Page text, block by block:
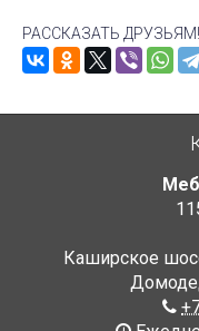
РАССКАЗАТЬ ДРУЗЬЯМ!
Каширское